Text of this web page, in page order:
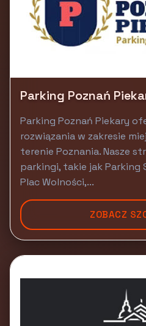
Parking Poznań
Parking Poznań Piekary
rozwiązania w zakresie
terenie Poznania. Nasze
parkingi, takie jak Parking
Plac Wolności,...
ZOBACZ